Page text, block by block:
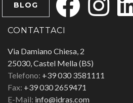
BLOG
CONTATTACI
Via Damiano Chiesa, 2
25030, Castel Mella (BS)
Telefono: +39 030 3581111
Fax: +39 030 2659471
E-Mail: info@idras.com